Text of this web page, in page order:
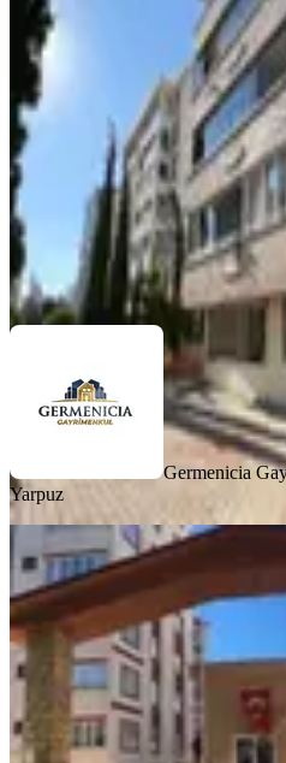
Kiralık 3+1
Onikişubat,
3+1·125 m² ·
19.500 ₺
Germenicia GayrimenkulCelalettin
Ara
Germenicia
Yarpuz
YENİ
Reos
Sitesinde
Onikişubat,
5+1·250 m²·
41.500 ₺